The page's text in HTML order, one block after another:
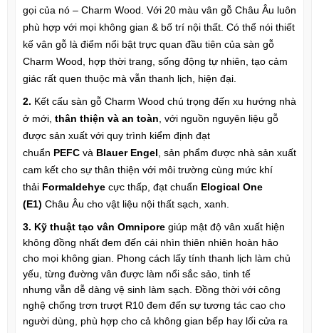
gọi của nó – Charm Wood. Với 20 màu vân gỗ Châu Âu luôn
phù hợp với mọi không gian & bố trí nội thất. Có thể nói thiết
kế vân gỗ là điểm nổi bật trực quan đầu tiên của sàn gỗ
Charm Wood, hợp thời trang, sống động tự nhiên, tạo cảm
giác rất quen thuộc mà vẫn thanh lịch, hiện đại.
2. Kết cấu sàn gỗ Charm Wood chú trọng đến xu hướng nhà
ở mới, thân thiện và an toàn, với nguồn nguyên liệu gỗ
được sản xuất với quy trình kiểm định đạt
chuẩn PEFC và Blauer Engel, sản phẩm được nhà sản xuất
cam kết cho sự thân thiện với môi trường cùng mức khí
thải Formaldehye cực thấp, đạt chuẩn Elogical One
(E1) Châu Âu cho vật liệu nội thất sạch, xanh.
3. Kỹ thuật tạo vân Omnipore giúp mật độ vân xuất hiện
không đồng nhất đem đến cái nhìn thiên nhiên hoàn hảo
cho mọi không gian. Phong cách lấy tính thanh lịch làm chủ
yếu, từng đường vân được làm nổi sắc sảo, tinh tế
nhưng vẫn dễ dàng vệ sinh làm sạch. Đồng thời với công
nghệ chống trơn trượt R10 đem đến sự tương tác cao cho
người dùng, phù hợp cho cả không gian bếp hay lối cửa ra